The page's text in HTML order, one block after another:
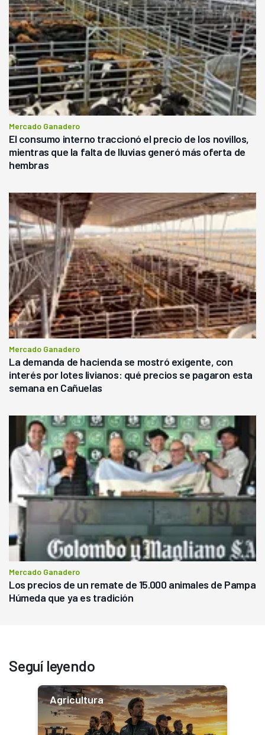
Mercado Ganadero
El consumo interno traccionó el precio de los novillos,
mientras que la falta de lluvias generó más oferta de
hembras
Mercado Ganadero
La demanda de hacienda se mostró exigente, con
interés por lotes livianos: qué precios se pagaron esta
semana en Cañuelas
Mercado Ganadero
Los precios de un remate de 15.000 animales de Pampa
Húmeda que ya es tradición
Seguí leyendo
Agricultura